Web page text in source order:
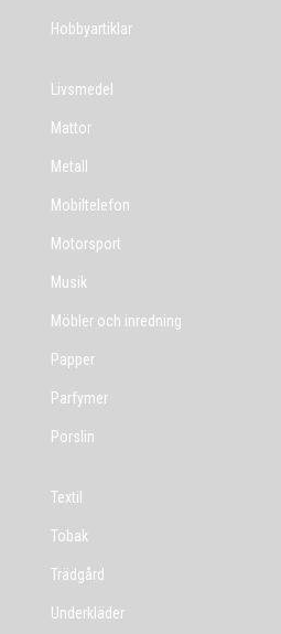
Hobbyartiklar
Livsmedel
Mattor
Metall
Mobiltelefon
Motorsport
Musik
Möbler och inredning
Papper
Parfymer
Porslin
Textil
Tobak
Trädgård
Underkläder